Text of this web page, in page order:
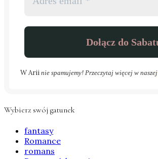
W Arii nie spamujemy! Przeczytaj więcej w naszej
Wybierz swój gatunek
fantasy
Romance
romans